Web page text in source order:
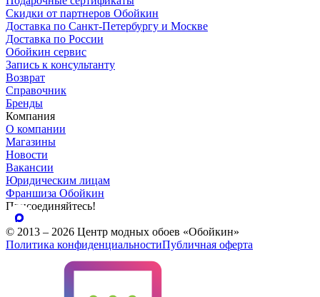
Скидки от партнеров Обойкин
Доставка по Санкт-Петербургу и Москве
Доставка по России
Обойкин сервис
Запись к консультанту
Возврат
Справочник
Бренды
Компания
О компании
Магазины
Новости
Вакансии
Юридическим лицам
Франшиза Обойкин
Присоединяйтесь!
© 2013 – 2026 Центр модных обоев «Обойкин»
Политика конфиденциальностиПубличная оферта